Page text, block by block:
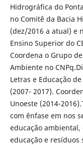
Hidrográfica do
no Comitê da Bacia
(dez/2016 a atual) e
Ensino Superior do
Coordena o Grupo
Ambiente no
Letras e Educação
(2007- 2017).
Unoeste (2014-
com ênfase em nos
educação
educação e resíduos